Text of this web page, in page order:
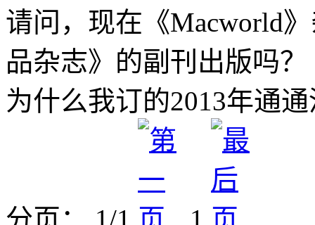
请问，现在《Macworld
品杂志》的副刊出版吗？
为什么我订的2013年通